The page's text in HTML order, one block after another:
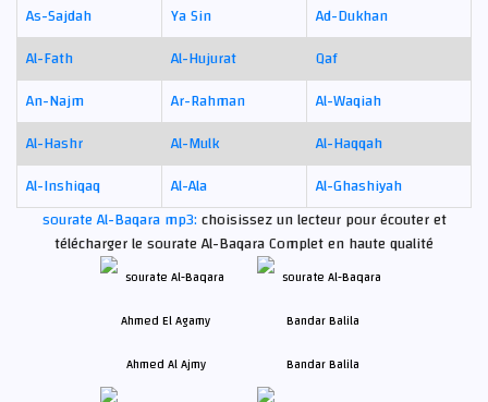
As-Sajdah
Ya Sin
Ad-Dukhan
Al-Fath
Al-Hujurat
Qaf
An-Najm
Ar-Rahman
Al-Waqiah
Al-Hashr
Al-Mulk
Al-Haqqah
Al-Inshiqaq
Al-Ala
Al-Ghashiyah
sourate Al-Baqara mp3:choisissez un lecteur pour écouter et
télécharger le sourate Al-Baqara Complet en haute qualité
Ahmed Al Ajmy Bandar Balila